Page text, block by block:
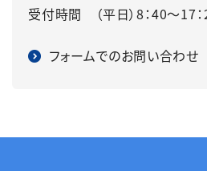
受付時間 （平日）8：40～17
フォームでのお問い合わせ